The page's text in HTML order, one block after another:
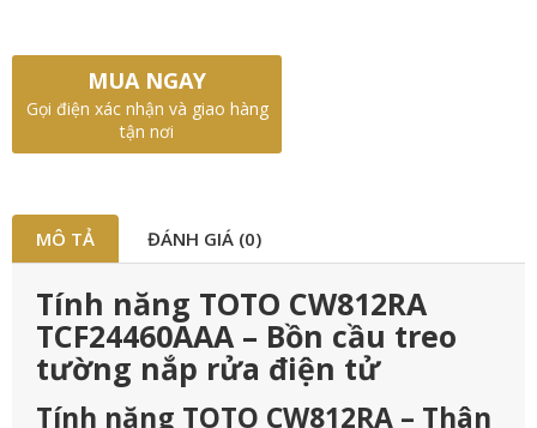
MUA NGAY
Gọi điện xác nhận và giao hàng
tận nơi
MÔ TẢ ĐÁNH GIÁ (0)
Tính năng TOTO CW812RA
TCF24460AAA – Bồn cầu treo
tường nắp rửa điện tử
Tính năng TOTO CW812RA – Thân